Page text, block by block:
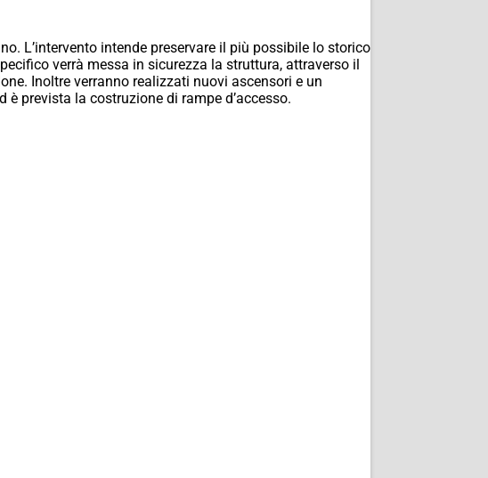
L’intervento intende preservare il più possibile lo storico
verrà messa in sicurezza la struttura, attraverso il
Inoltre verranno realizzati nuovi ascensori e un
prevista la costruzione di rampe d’accesso.